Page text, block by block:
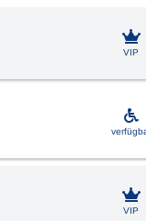
VIP
VIP